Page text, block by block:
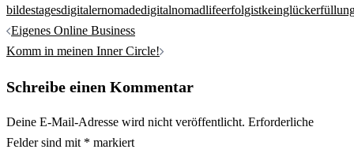
bildestagesdigitalernomadedigitalnomadlifeerfolgistkeinglück
Beitrags-
Navigation
Eigenes Online Business
Komm in meinen Inner Circle!
Schreibe einen Kommentar
Deine E-Mail-Adresse wird nicht veröffentlicht. Erforderliche
Felder sind mit * markiert